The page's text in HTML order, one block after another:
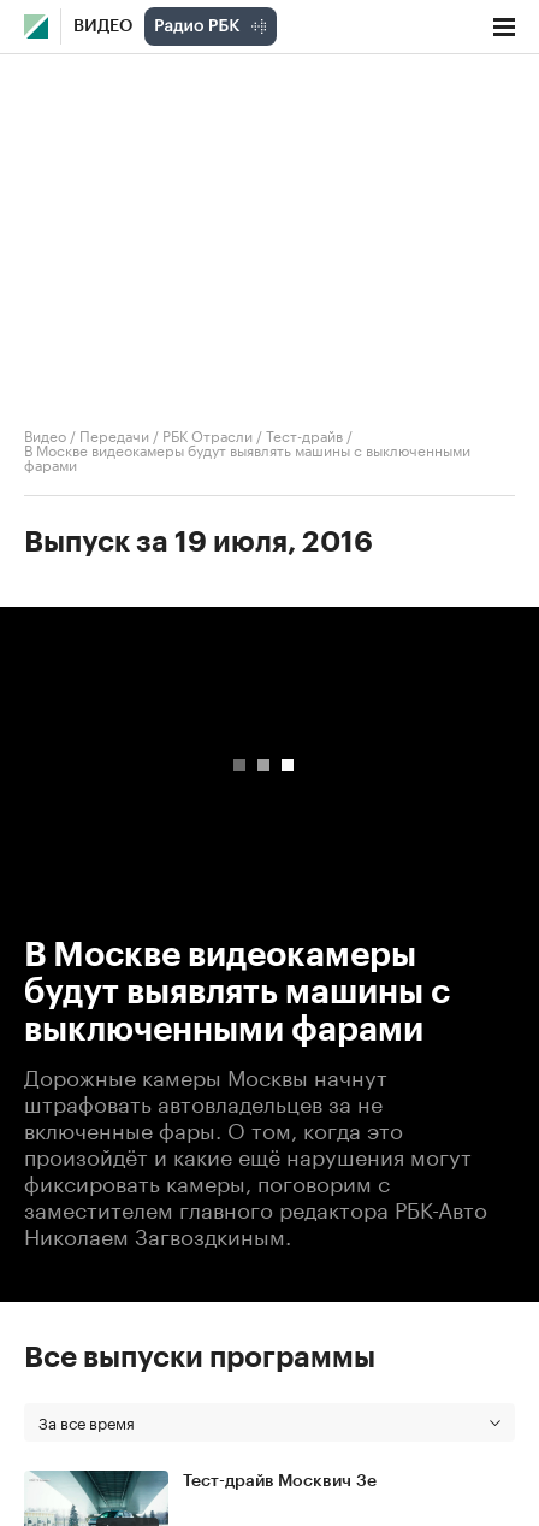
ВИДЕО
Видео / Передачи / РБК Отрасли / Тест-драйв /
В Москве видеокамеры будут выявлять машины с выключенными
фарами
Выпуск за 19 июля, 2016
В Москве видеокамеры
будут выявлять машины с
выключенными фарами
Дорожные камеры Москвы начнут
штрафовать автовладельцев за не
включенные фары. О том, когда это
произойдёт и какие ещё нарушения могут
фиксировать камеры, поговорим с
заместителем главного редактора РБК-Авто
Николаем Загвоздкиным.
Все выпуски программы
За все время
Тест-драйв Москвич 3е